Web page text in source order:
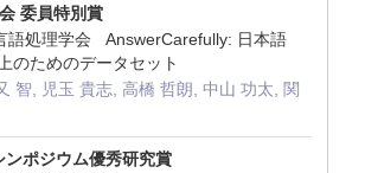
委員特別賞
処理学会 AnswerCarefully: 日本語
のためのデータセット
智, 児玉 貴志, 高橋 哲朗, 中山 功太, 関
ンポジウム優秀研究賞